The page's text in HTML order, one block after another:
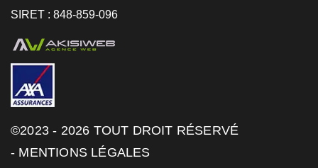
SIRET : 848-859-096
©2023 - 2026 TOUT DROIT RÉSERVÉ
- MENTIONS LÉGALES